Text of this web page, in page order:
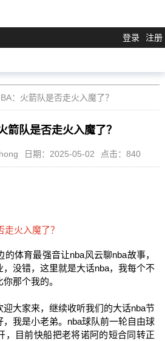
登录 注册
：火箭队是否走火入魔了？
箭队是否走火入魔了？
日期：2025-05-02 点击：840
体育最强音让nba风云聊nba故事，
没错，这里就是大话nba，我每个不
那个我的。
大家来，继续收听我们的大话nba节
，我是小老弟。nba球队前一轮自由球
，目前快船把老将诺阿的短合同转正